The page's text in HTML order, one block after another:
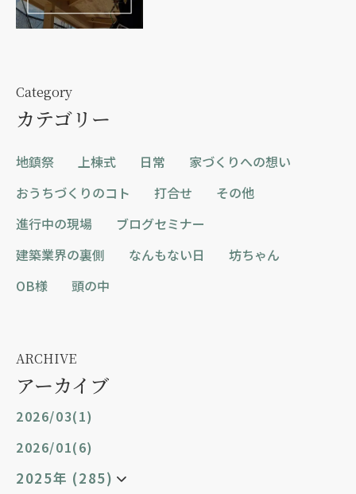
Category
カテゴリー
地鎮祭 上棟式 日常
家づくりへの想い
おうちづくりのコト
打合せ
その他
進行中の現場
ブログセミナー
建築業界の裏側
なんもない日
坊ちゃん
OB様
頭の中
ARCHIVE
アーカイブ
2026/03(1)
2026/01(6)
2025年 (285)